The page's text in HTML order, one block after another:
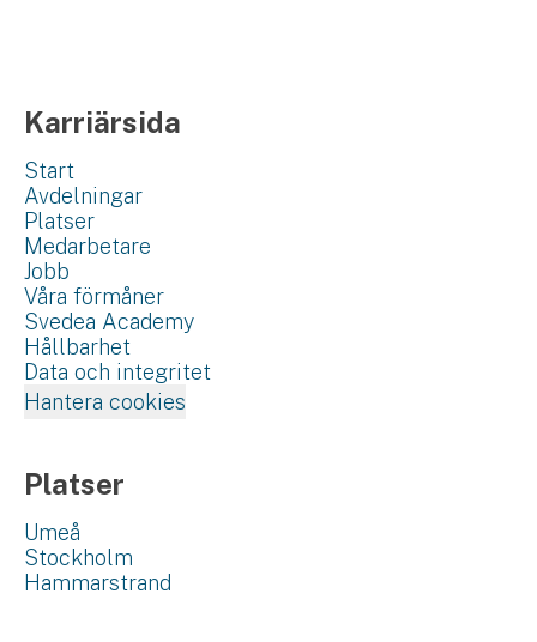
Karriärsida
Start
Avdelningar
Platser
Medarbetare
Jobb
Våra förmåner
Svedea Academy
Hållbarhet
Data och integritet
Hantera cookies
Platser
Umeå
Stockholm
Hammarstrand